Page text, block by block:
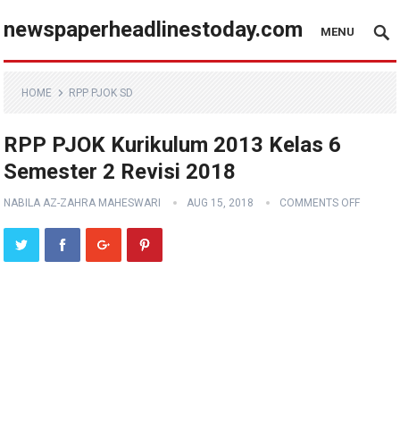
newspaperheadlinestoday.com MENU
HOME RPP PJOK SD
RPP PJOK Kurikulum 2013 Kelas 6
Semester 2 Revisi 2018
NABILA AZ-ZAHRA MAHESWARI AUG 15, 2018 COMMENTS OFF